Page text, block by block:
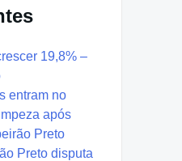
19,8% –
entram no
após
Preto
Preto disputa